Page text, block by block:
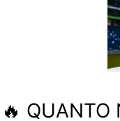
🔥 QUANTO